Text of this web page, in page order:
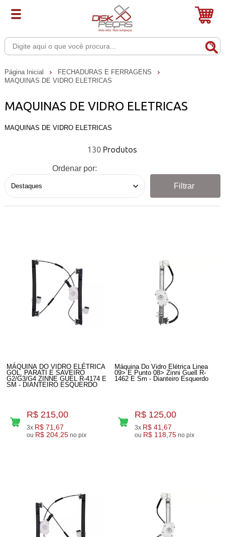
Página Inicial
FECHADURAS E FERRAGENS
MAQUINAS DE VIDRO ELETRICAS
MAQUINAS DE VIDRO ELETRICAS
MAQUINAS DE VIDRO ELETRICAS
130
Ordenar por:
Filtrar
MÁQUINA DO VIDRO ELÉTRICA
GOL, PARATI E SAVEIRO
G2/G3/G4 ZINNE GUEL R-4174 E
SM - DIANTEIRO ESQUERDO
R$ 215,00
3x R$ 71,67
ou R$ 204,25 no pix
Máquina Do Vidro Elétrica Linea
09> E Punto 08> Zinni Guell R-
1462 E Sm - Dianteiro Esquerdo
R$ 125,00
3x R$ 41,67
ou R$ 118,75 no pix